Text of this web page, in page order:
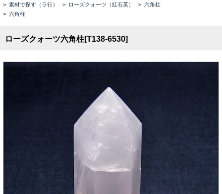
> 素材で探す（ラ行） > ローズクォーツ（紅石英） > 六角柱
> 六角柱
ローズクォーツ六角柱[T138-6530]